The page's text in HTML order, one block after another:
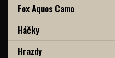
Fox Aquos Camo
Háčky
Hrazdy